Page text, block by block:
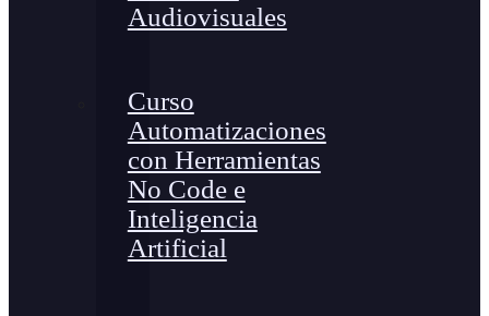
Audiovisuales
Curso
Automatizaciones
con Herramientas
No Code e
Inteligencia
Artificial